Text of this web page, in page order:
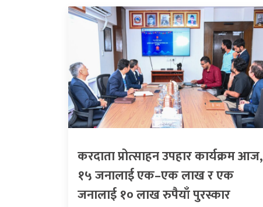
करदाता प्रोत्साहन उपहार कार्यक्रम आज,
१५ जनालाई एक–एक लाख र एक
जनालाई १० लाख रुपैयाँ पुरस्कार